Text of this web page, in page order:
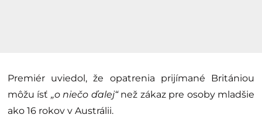
Premiér uviedol, že opatrenia prijímané Britániou
môžu ísť „o niečo ďalej“než zákaz pre osoby mladšie
ako 16 rokov v Austrálii.